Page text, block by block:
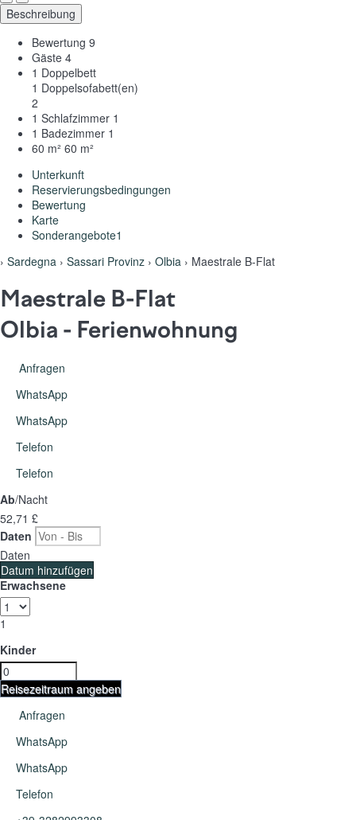
Beschreibung
Bewertung 9
Gäste 4
1 Doppelbett
1 Doppelsofabett(en)
2
1 Schlafzimmer 1
1 Badezimmer 1
60 m² 60 m²
Unterkunft
Reservierungsbedingungen
Bewertung
Karte
Sonderangebote1
› Sardegna › Sassari Provinz › Olbia › Maestrale B-Flat
Maestrale B-Flat
Olbia - Ferienwohnung
Anfragen
WhatsApp
WhatsApp
Telefon
Telefon
Ab/Nacht
52,71 £
Daten
Daten
Datum hinzufügen
Erwachsene
1
Kinder
Reisezeitraum angeben
Anfragen
WhatsApp
WhatsApp
Telefon